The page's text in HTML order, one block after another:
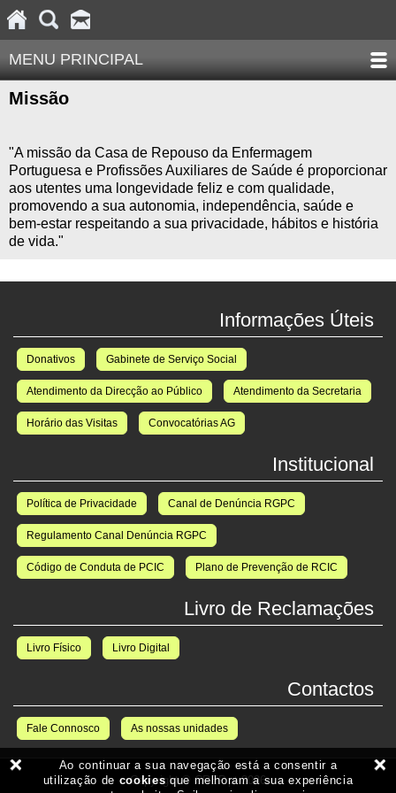
MENU PRINCIPAL
Missão
"A missão da Casa de Repouso da Enfermagem
Portuguesa e Profissões Auxiliares de Saúde é proporcionar
aos utentes uma longevidade feliz e com qualidade,
promovendo a sua autonomia, independência, saúde e
bem-estar respeitando a sua privacidade, hábitos e história
de vida."
Informações Úteis
Donativos Gabinete de Serviço Social
Atendimento da Direcção ao Público Atendimento da Secretaria
Horário das Visitas Convocatórias AG
Institucional
Política de Privacidade Canal de Denúncia RGPC
Regulamento Canal Denúncia RGPC
Código de Conduta de PCIC Plano de Prevenção de RCIC
Livro de Reclamações
Livro Físico Livro Digital
Contactos
Fale Connosco As nossas unidades
Copyright © CREP.pt 2026